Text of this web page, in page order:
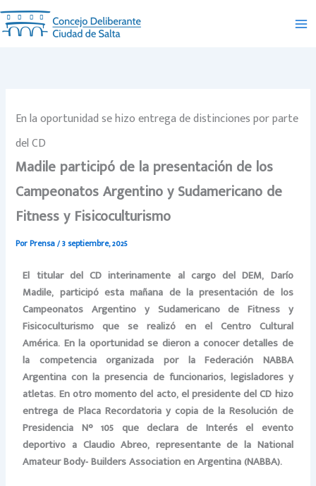
Ir
al
contenido
En la oportunidad se hizo entrega de distinciones por parte
del CD
Madile participó de la presentación de los
Campeonatos Argentino y Sudamericano de
Fitness y Fisicoculturismo
PorPrensa/3 septiembre, 2025
El titular del CD interinamente al cargo del DEM, Darío
Madile, participó esta mañana de la presentación de los
Campeonatos Argentino y Sudamericano de Fitness y
Fisicoculturismo que se realizó en el Centro Cultural
América. En la oportunidad se dieron a conocer detalles de
la competencia organizada por la Federación NABBA
Argentina con la presencia de funcionarios, legisladores y
atletas. En otro momento del acto, el presidente del CD hizo
entrega de Placa Recordatoria y copia de la Resolución de
Presidencia N° 105 que declara de Interés el evento
deportivo a Claudio Abreo, representante de la National
Amateur Body- Builders Association en Argentina (NABBA).